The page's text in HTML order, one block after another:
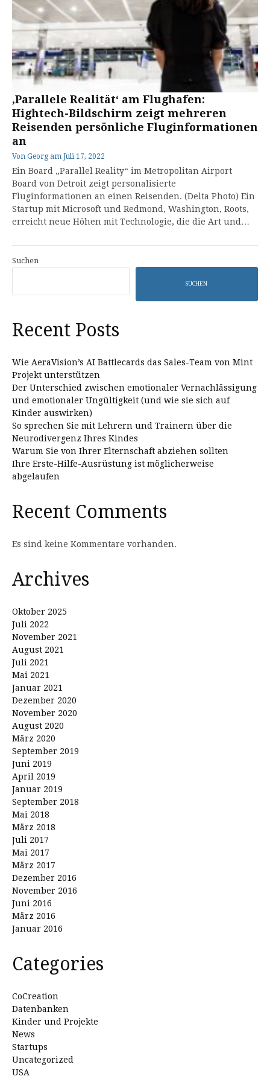
‚Parallele Realität‘ am Flughafen:
Hightech-Bildschirm zeigt mehreren
Reisenden persönliche Fluginformationen
an
Von Georg am Juli 17, 2022
Ein Board „Parallel Reality“ im Metropolitan Airport
Board von Detroit zeigt personalisierte
Fluginformationen an einen Reisenden. (Delta Photo) Ein
Startup mit Microsoft und Redmond, Washington, Roots,
erreicht neue Höhen mit Technologie, die die Art und…
Suchen
SUCHEN
Recent Posts
Wie AeraVision’s AI Battlecards das Sales-Team von Mint
Projekt unterstützen
Der Unterschied zwischen emotionaler Vernachlässigung
und emotionaler Ungültigkeit (und wie sie sich auf
Kinder auswirken)
So sprechen Sie mit Lehrern und Trainern über die
Neurodivergenz Ihres Kindes
Warum Sie von Ihrer Elternschaft abziehen sollten
Ihre Erste-Hilfe-Ausrüstung ist möglicherweise
abgelaufen
Recent Comments
Es sind keine Kommentare vorhanden.
Archives
Oktober 2025
Juli 2022
November 2021
August 2021
Juli 2021
Mai 2021
Januar 2021
Dezember 2020
November 2020
August 2020
März 2020
September 2019
Juni 2019
April 2019
Januar 2019
September 2018
Mai 2018
März 2018
Juli 2017
Mai 2017
März 2017
Dezember 2016
November 2016
Juni 2016
März 2016
Januar 2016
Categories
CoCreation
Datenbanken
Kinder und Projekte
News
Startups
Uncategorized
USA